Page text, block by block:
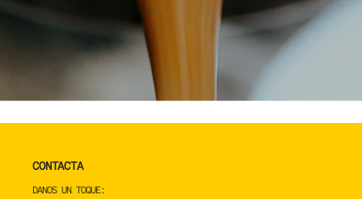
CONTACTA
DANOS UN TOQUE: